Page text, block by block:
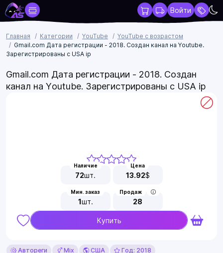
Войти
Главная Категории YouTube
YouTube с возрастом
Gmail.com Дата регистрации - 2018. Создан канал на Youtube.
Зарегистрированы с USA ip
Gmail.com Дата регистрации - 2018. Создан
канал на Youtube. Зарегистрированы с USA ip
Наличие
72шт.
Цена
13.92$
Мин. заказ
1шт.
Продаж
28
Купить
Автореги Mix США Год: 2018